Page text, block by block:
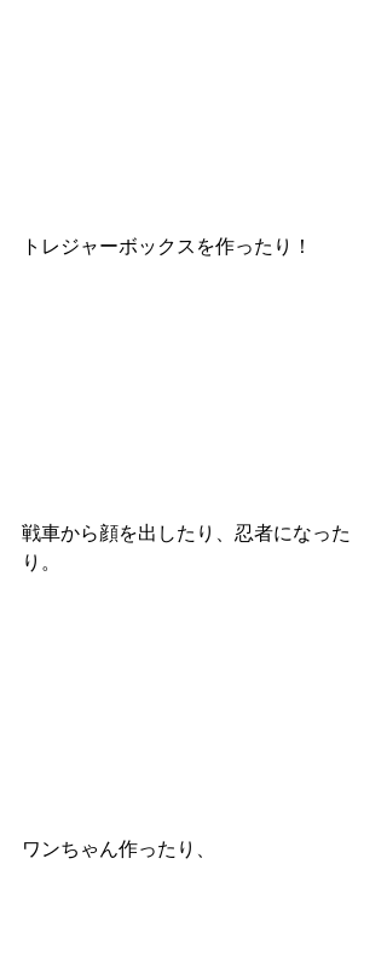
トレジャーボックスを作ったり！
戦車から顔を出したり、忍者になった
り。
ワンちゃん作ったり、